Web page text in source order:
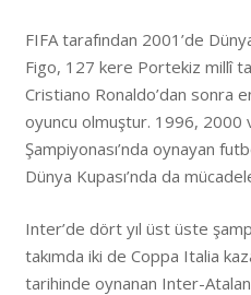
FIFA tarafından 2001’de
Figo, 127 kere Portekiz millî
Cristiano Ronaldo’dan sonra
oyuncu olmuştur. 1996, 2000
Şampiyonası’nda oynayan
Dünya Kupası’nda da
Inter’de dört yıl üst üste
takımda iki de Coppa Italia
tarihinde oynanan Inter-